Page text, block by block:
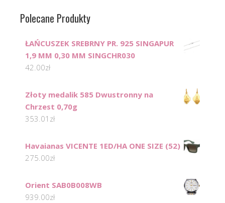
Polecane Produkty
ŁAŃCUSZEK SREBRNY PR. 925 SINGAPUR
1,9 MM 0,30 MM SINGCHR030
42.00zł
Złoty medalik 585 Dwustronny na
Chrzest 0,70g
353.01 zł
Havaianas VICENTE 1ED/HA ONE SIZE (52)
275.00zł
Orient SAB0B008WB
939.00zł